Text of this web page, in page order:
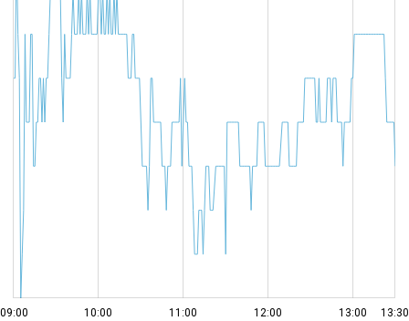
L
09:00 10:00 11:00 12:00 13:00 13:30